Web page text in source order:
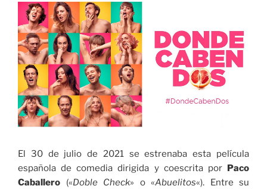
El 30 de julio de 2021 se estrenaba esta película
española de comedia dirigida y coescrita por Paco
Caballero («Doble Check» o «Abuelitos«). Entre su